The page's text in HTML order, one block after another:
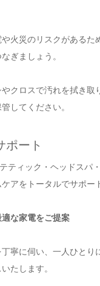
火災のリスクがあるた
ぎましょう。
クロスで汚れを拭き取
してください。
ポート
ティック・ヘッドスパ
アをトータルでサポー
な家電をご提案
寧に伺い、一人ひとり
たします。